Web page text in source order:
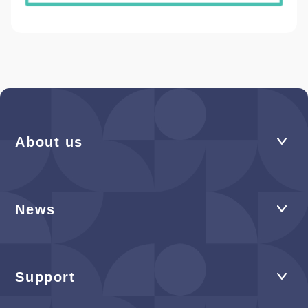
About us
News
Support